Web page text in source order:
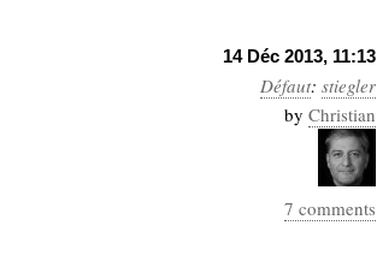
14 Déc 2013, 11:13
Défaut: stiegler
by Christian
7 comments
Computing
consulting contribution
Derrida Digital
Elections-
Présidentielles
enregistrement